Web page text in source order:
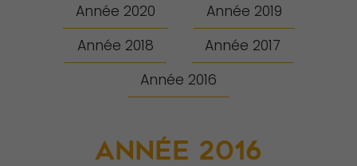
Année 2020
Année 2019
Année 2018
Année 2017
Année 2016
ANNÉE 2016